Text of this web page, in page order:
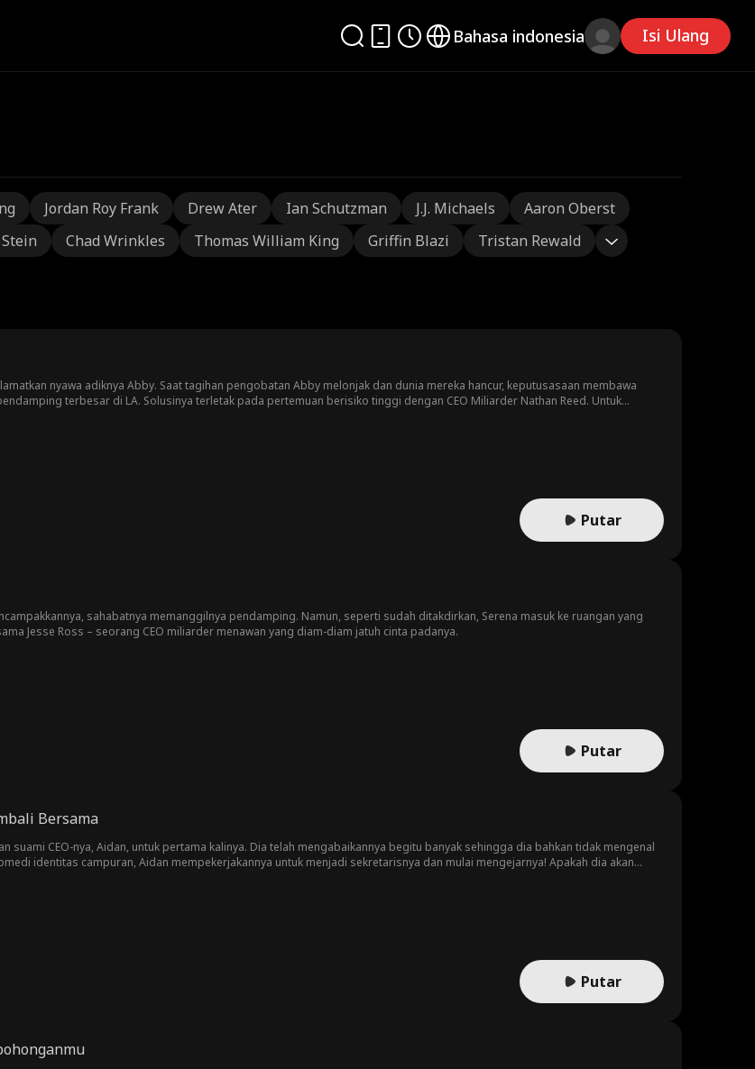
Bahasa indonesia Isi Ulang
Jordan Roy Frank Drew Ater Ian Schutzman J.J. Michaels
Aaron Oberst
Chad Wrinkles Thomas William King Griffin Blazi Tristan Rewald
nyawa adiknya Abby. Saat tagihan pengobatan Abby melonjak dan dunia mereka hancur, keputusasaan membawa
terbesar di LA. Solusinya terletak pada pertemuan berisiko tinggi dengan CEO Miliarder Nathan Reed. Untuk
Putar
sahabatnya memanggilnya pendamping. Namun, seperti sudah ditakdirkan, Serena masuk ke ruangan yang
Jesse Ross – seorang CEO miliarder menawan yang diam-diam jatuh cinta padanya.
Putar
Bersama
suami CEO-nya, Aidan, untuk pertama kalinya. Dia telah mengabaikannya begitu banyak sehingga dia bahkan tidak mengenal
identitas campuran, Aidan mempekerjakannya untuk menjadi sekretarisnya dan mulai mengejarnya! Apakah dia akan
Putar